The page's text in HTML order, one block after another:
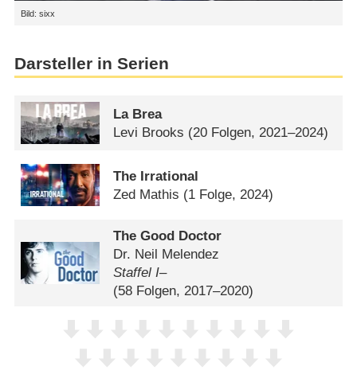
Bild: sixx
Darsteller in Serien
La Brea
Levi Brooks (20 Folgen, 2021–2024)
The Irrational
Zed Mathis (1 Folge, 2024)
The Good Doctor
Dr. Neil Melendez
Staffel I–
(58 Folgen, 2017–2020)